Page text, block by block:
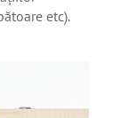
etc).